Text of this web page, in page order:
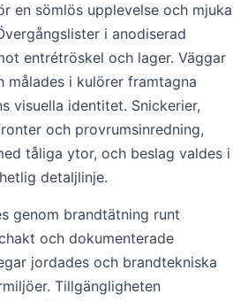
en sömlös upplevelse och mjuka
i anodiserad
entrétröskel och lager. Väggar
målades i kulörer framtagna
visuella identitet. Snickerier,
och provrumsinredning,
tåliga ytor, och beslag valdes i
detaljlinje.
genom brandtätning runt
och dokumenterade
jordades och brandtekniska
Tillgängligheten